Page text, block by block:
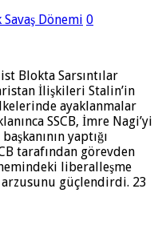
Dönemi 0
Blokta Sarsıntılar
İlişkileri Stalin’in
ayaklanmalar
SSCB, İmre Nagi’yi
yaptığı
tarafından görevden
liberalleşme
arzusunu güçlendirdi. 23